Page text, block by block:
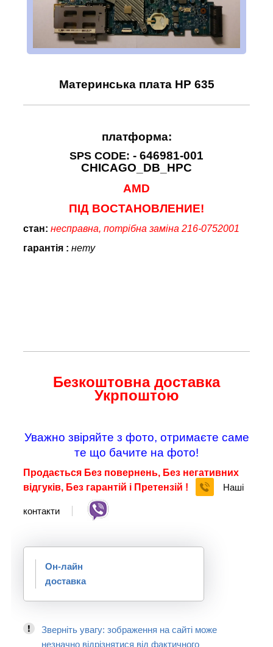
Материнська плата HP 635
платформа:
SPS CODE: - 646981-001
CHICAGO_DB_HPC
AMD
ПІД ВОСТАНОВЛЕНИЕ!
стан: несправна, потрібна заміна 216-0752001
гарантія : нету
Безкоштовна доставка
Укрпоштою
Уважно звіряйте з фото, отримаєте саме
те що бачите на фото!
Продається Без повернень, Без негативних
відгуків, Без гарантій і Претензій !
Наші
контакти
Он-лайн
доставка
Зверніть увагу: зображення на сайті може
незначно відрізнятися від фактичного